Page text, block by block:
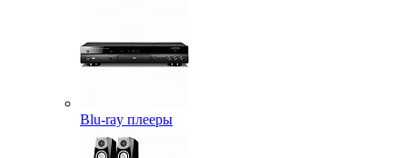
Blu-ray плееры